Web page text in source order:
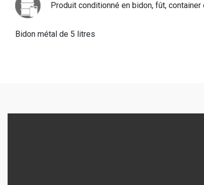
Produit conditionné en bidon, fût, container
Bidon métal de 5 litres